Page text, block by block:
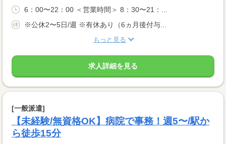
6：00〜22：00 ＜営業時間＞ 8：30〜21：...
※公休2〜5日/週 ※有休あり（6ヵ月後付与...
もっと見る
求人詳細を見る
[一般派遣]
【未経験/無資格OK】病院で事務！週5〜/駅か
ら徒歩15分